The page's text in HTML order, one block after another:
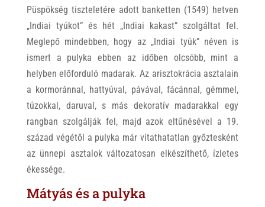
Püspökség tiszteletére adott banketten (1549) hetven
„Indiai tyúkot” és hét „Indiai kakast” szolgáltat fel.
Meglepő mindebben, hogy az „Indiai tyúk” néven is
ismert a pulyka ebben az időben olcsóbb, mint a
helyben előforduló madarak. Az arisztokrácia asztalain
a kormoránnal, hattyúval, pávával, fácánnal, gémmel,
túzokkal, daruval, s más dekoratív madarakkal egy
rangban szolgálják fel, majd azok eltűnésével a 19.
század végétől a pulyka már vitathatatlan győztesként
az ünnepi asztalok változatosan elkészíthető, ízletes
ékessége.
Mátyás és a pulyka